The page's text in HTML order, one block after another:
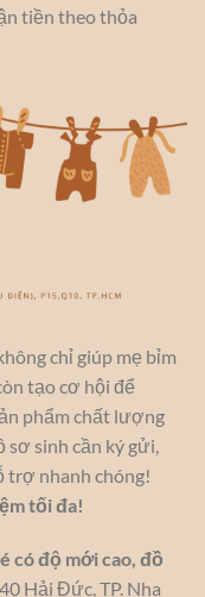
tiền theo thỏa
chỉ giúp mẹ bỉm
tạo cơ hội để
phẩm chất lượng
sinh cần ký gửi,
trợ nhanh chóng!
tối đa!
có độ mới cao, đồ
Hải Đức, TP. Nha